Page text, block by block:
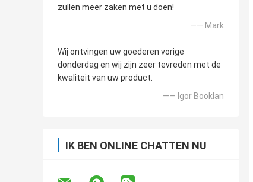
zullen meer zaken met u doen!
—— Mark
Wij ontvingen uw goederen vorige
donderdag en wij zijn zeer tevreden met de
kwaliteit van uw product.
—— Igor Booklan
IK BEN ONLINE CHATTEN NU